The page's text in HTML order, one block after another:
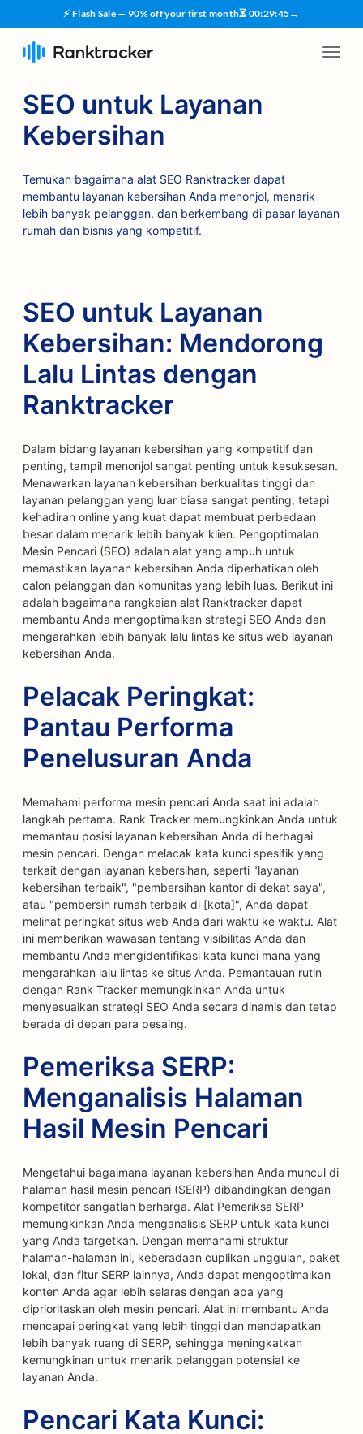
⚡ Flash Sale — 90% off your first month⏳ 00:29:45→
SEO untuk Layanan
Kebersihan
Temukan bagaimana alat SEO Ranktracker dapat
membantu layanan kebersihan Anda menonjol, menarik
lebih banyak pelanggan, dan berkembang di pasar layanan
rumah dan bisnis yang kompetitif.
SEO untuk Layanan
Kebersihan: Mendorong
Lalu Lintas dengan
Ranktracker
Dalam bidang layanan kebersihan yang kompetitif dan
penting, tampil menonjol sangat penting untuk kesuksesan.
Menawarkan layanan kebersihan berkualitas tinggi dan
layanan pelanggan yang luar biasa sangat penting, tetapi
kehadiran online yang kuat dapat membuat perbedaan
besar dalam menarik lebih banyak klien. Pengoptimalan
Mesin Pencari (SEO) adalah alat yang ampuh untuk
memastikan layanan kebersihan Anda diperhatikan oleh
calon pelanggan dan komunitas yang lebih luas. Berikut ini
adalah bagaimana rangkaian alat Ranktracker dapat
membantu Anda mengoptimalkan strategi SEO Anda dan
mengarahkan lebih banyak lalu lintas ke situs web layanan
kebersihan Anda.
Pelacak Peringkat:
Pantau Performa
Penelusuran Anda
Memahami performa mesin pencari Anda saat ini adalah
langkah pertama. Rank Tracker memungkinkan Anda untuk
memantau posisi layanan kebersihan Anda di berbagai
mesin pencari. Dengan melacak kata kunci spesifik yang
terkait dengan layanan kebersihan, seperti "layanan
kebersihan terbaik", "pembersihan kantor di dekat saya",
atau "pembersih rumah terbaik di [kota]", Anda dapat
melihat peringkat situs web Anda dari waktu ke waktu. Alat
ini memberikan wawasan tentang visibilitas Anda dan
membantu Anda mengidentifikasi kata kunci mana yang
mengarahkan lalu lintas ke situs Anda. Pemantauan rutin
dengan Rank Tracker memungkinkan Anda untuk
menyesuaikan strategi SEO Anda secara dinamis dan tetap
berada di depan para pesaing.
Pemeriksa SERP:
Menganalisis Halaman
Hasil Mesin Pencari
Mengetahui bagaimana layanan kebersihan Anda muncul di
halaman hasil mesin pencari (SERP) dibandingkan dengan
kompetitor sangatlah berharga. Alat Pemeriksa SERP
memungkinkan Anda menganalisis SERP untuk kata kunci
yang Anda targetkan. Dengan memahami struktur
halaman-halaman ini, keberadaan cuplikan unggulan, paket
lokal, dan fitur SERP lainnya, Anda dapat mengoptimalkan
konten Anda agar lebih selaras dengan apa yang
diprioritaskan oleh mesin pencari. Alat ini membantu Anda
mencapai peringkat yang lebih tinggi dan mendapatkan
lebih banyak ruang di SERP, sehingga meningkatkan
kemungkinan untuk menarik pelanggan potensial ke
layanan Anda.
Pencari Kata Kunci: